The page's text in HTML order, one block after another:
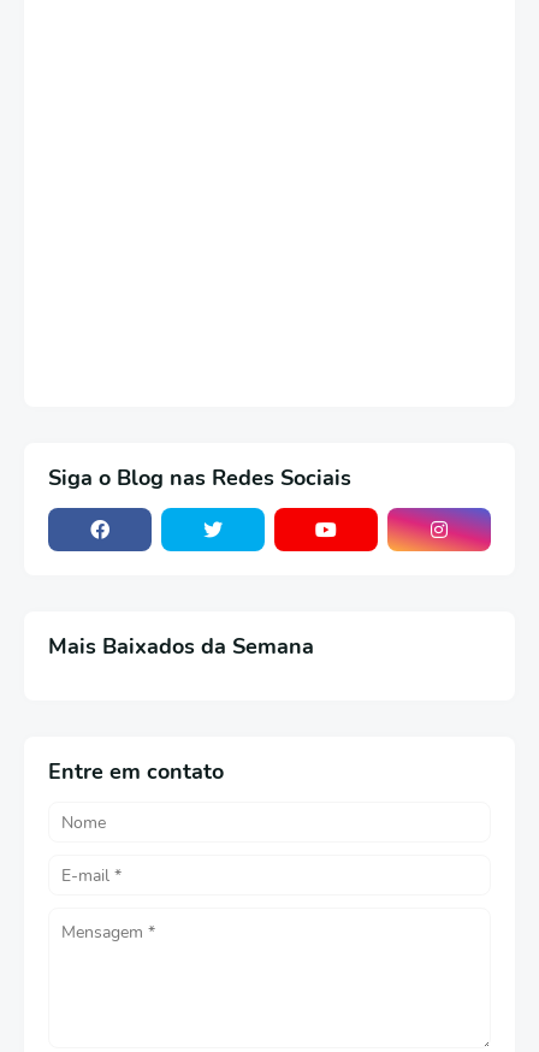
Siga o Blog nas Redes Sociais
Mais Baixados da Semana
Entre em contato